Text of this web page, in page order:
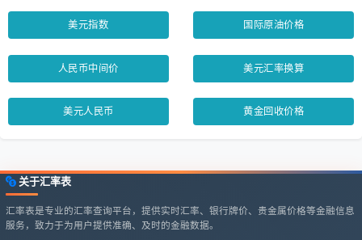
美元指数 国际原油价格
人民币中间价 美元汇率换算
美元人民币 黄金回收价格
关于汇率表
汇率表是专业的汇率查询平台，提供实时汇率、银行牌价、贵金属价格等金融信息
服务，致力于为用户提供准确、及时的金融数据。